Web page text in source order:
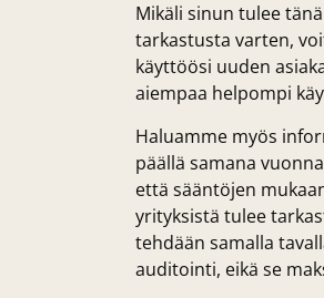
Mikäli sinun tulee
tarkastusta varten,
käyttöösi uuden
aiempaa helpompi
Haluamme myös
päällä samana
että sääntöjen
yrityksistä tulee
tehdään samalla
auditointi, eikä se